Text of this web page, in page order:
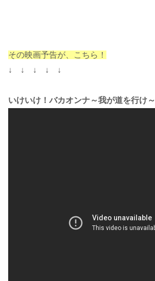
その映画予告が、こちら！
↓ ↓ ↓ ↓ ↓
いけいけ！バカオンナ～我が道を行け～